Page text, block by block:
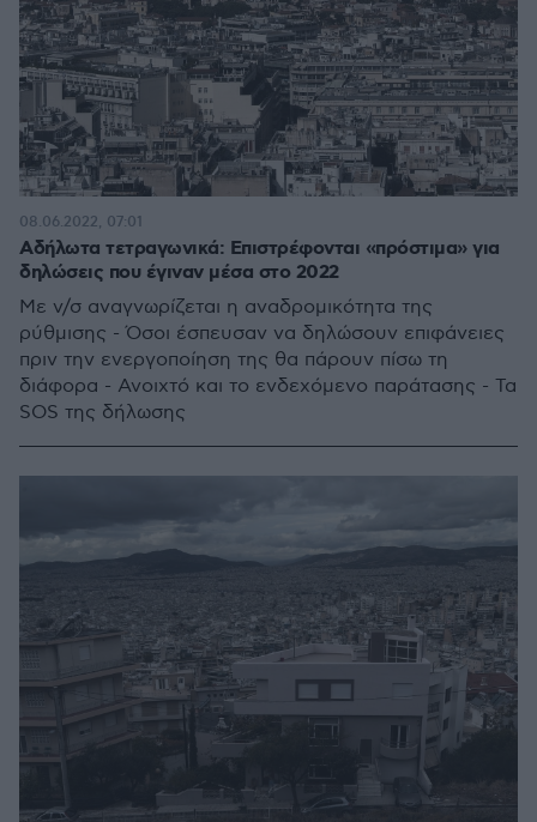
Αδήλωτα τετραγωνικά: Επιστρέφονται «πρόστιμα» για
δηλώσεις που έγιναν μέσα στο 2022
Με ν/σ αναγνωρίζεται η αναδρομικότητα της
ρύθμισης - Όσοι έσπευσαν να δηλώσουν επιφάνειες
πριν την ενεργοποίηση της θα πάρουν πίσω τη
διάφορα - Ανοιχτό και το ενδεχόμενο παράτασης - Τα
SOS της δήλωσης
08.06.2022, 07:01